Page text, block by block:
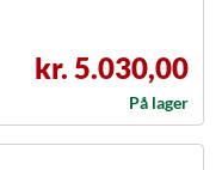
kr. 5.030,00
På lager